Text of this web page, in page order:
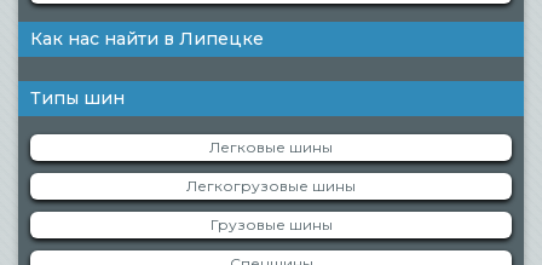
Как нас найти в Липецке
Типы шин
Легковые шины
Легкогрузовые шины
Грузовые шины